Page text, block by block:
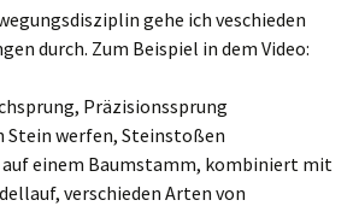
gehe ich veschieden
durch. Zum Beispiel in dem Video:
Präzisionssprung
Stein werfen, Steinstoßen
auf einem Baumstamm, kombiniert mit
verschieden Arten von